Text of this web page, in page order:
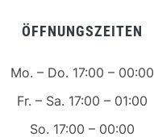
ÖFFNUNGSZEITEN
Mo. – Do. 17:00 – 00:00
Fr. – Sa. 17:00 – 01:00
So. 17:00 – 00:00